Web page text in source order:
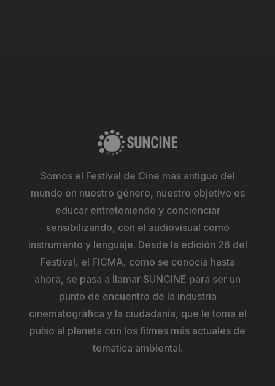
Somos el Festival de Cine más antiguo del
mundo en nuestro género, nuestro objetivo es
educar entreteniendo y concienciar
sensibilizando, con el audiovisual como
instrumento y lenguaje. Desde la edición 26 del
Festival, el FICMA, como se conocia hasta
ahora, se pasa a llamar SUNCINE para ser un
punto de encuentro de la industria
cinematográfica y la ciudadanía, que le toma el
pulso al planeta con los filmes más actuales de
temática ambiental.